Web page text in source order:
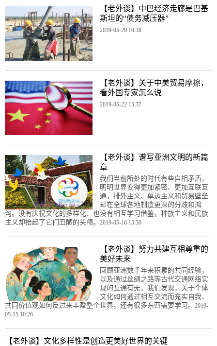
【老外谈】中巴经济走廊是巴基
斯坦的“债务减压器”
2019-05-29 10:38
【老外谈】关于中美贸易摩擦，
看外国专家怎么说
2019-05-22 15:37
【老外谈】谱写亚洲文明的新篇
章
我们当前所处的时代有些自相矛盾，
明明世界变得更加紧密、更加互联互
通，排外主义、单边主义和贸易壁垒
却在全球各地制造更深的分歧和鸿
沟。没有庆祝文化的多样化、也没有相互学习借鉴，种族主义和民族
主义却抬起了它们丑陋的头颅。 2019-05-16 15:30
【老外谈】努力共建互相尊重的
美好未来
回顾亚洲数千年来积累的共同经验，
以及通过丝绸之路等古代交通网络实
现的互通有无，我们发现，关于个体
文化如何通过相互交流而充实自我、
共同价值观如何反过来丰盈整个世界，还有很多东西需要学习。 2019-
05-15 10:26
【老外谈】文化多样性是创造更美好世界的关键